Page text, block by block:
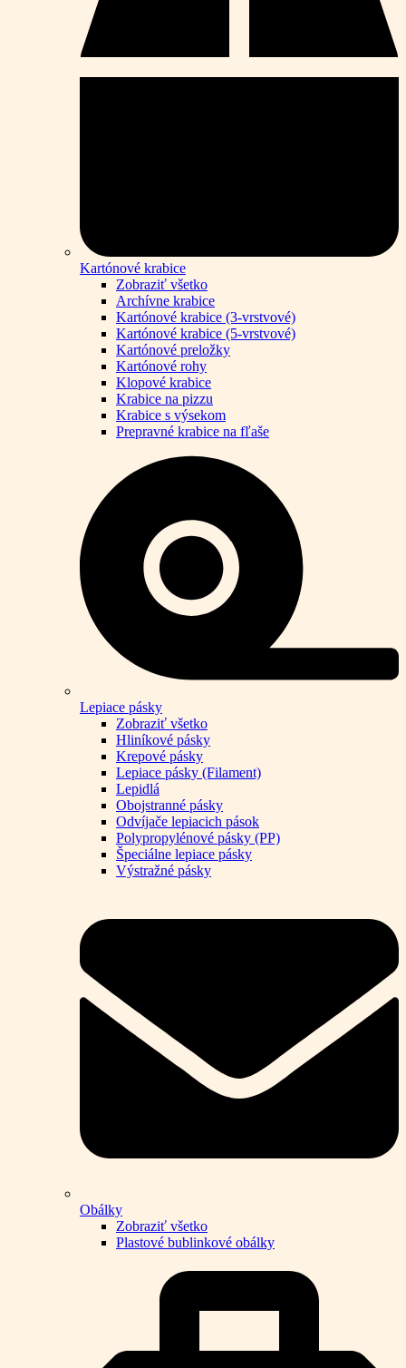
Kartónové krabice
Zobraziť všetko
Archívne krabice
Kartónové krabice (3-vrstvové)
Kartónové krabice (5-vrstvové)
Kartónové preložky
Kartónové rohy
Klopové krabice
Krabice na pizzu
Krabice s výsekom
Prepravné krabice na fľaše
Lepiace pásky
Zobraziť všetko
Hliníkové pásky
Krepové pásky
Lepiace pásky (Filament)
Lepidlá
Obojstranné pásky
Odvíjače lepiacich pások
Polypropylénové pásky (PP)
Špeciálne lepiace pásky
Výstražné pásky
Obálky
Zobraziť všetko
Plastové bublinkové obálky